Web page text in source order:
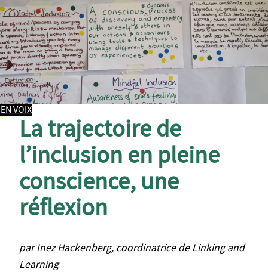
EN VOIX
La trajectoire de
l’inclusion en pleine
conscience, une
réflexion
par Inez Hackenberg, coordinatrice de Linking and
Learning